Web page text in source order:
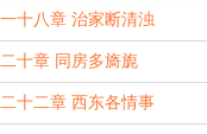
十八章 治家断清浊
十章 同房多旖旎
十二章 西东各情事